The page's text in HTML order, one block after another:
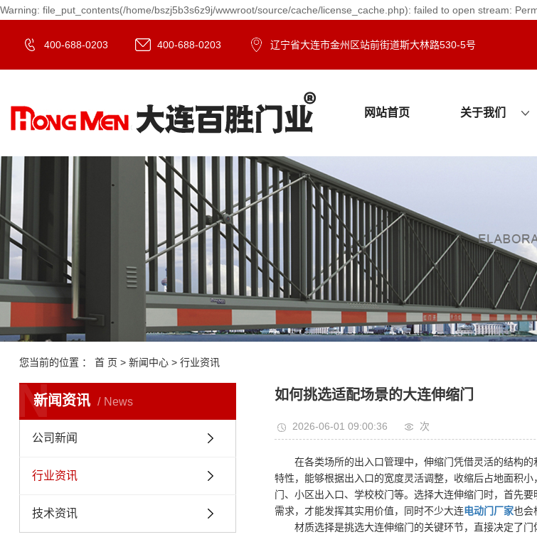
Warning: file_put_contents(/home/bszj5b3s6z9j/wwwroot/source/cache/license_cache.php): failed to open stream:
400-688-0203 400-688-0203 辽宁省大连市金州区站前街道斯大林路530-5号
网站首页 关于我们
您当前的位置 ： 首 页 > 新闻中心 > 行业资讯
新闻资讯 News
N
公司新闻
行业资讯
技术资讯
如何挑选适配场景的大连伸缩门
2026-06-01 09:00:36 次
在各类场所的出入口管理中，伸缩门凭借灵活的结构
特性，能够根据出入口的宽度灵活调整，收缩后占地面积
门、小区出入口、学校校门等。选择大连伸缩门时，首先
需求，才能发挥其实用价值，同时不少大连电动门厂家也会
材质选择是挑选大连伸缩门的关键环节，直接决定了